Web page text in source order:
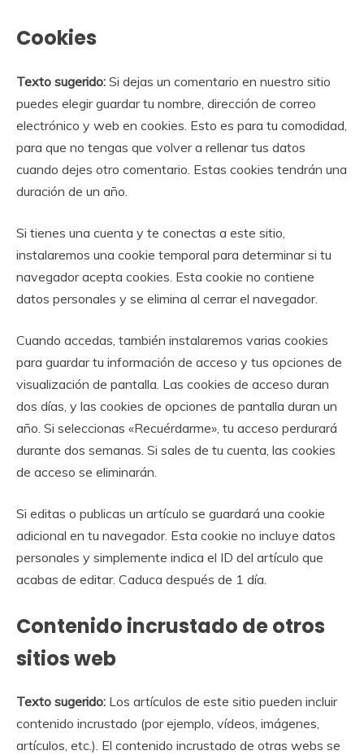
Cookies
Texto sugerido: Si dejas un comentario en nuestro sitio
puedes elegir guardar tu nombre, dirección de correo
electrónico y web en cookies. Esto es para tu comodidad,
para que no tengas que volver a rellenar tus datos
cuando dejes otro comentario. Estas cookies tendrán una
duración de un año.
Si tienes una cuenta y te conectas a este sitio,
instalaremos una cookie temporal para determinar si tu
navegador acepta cookies. Esta cookie no contiene
datos personales y se elimina al cerrar el navegador.
Cuando accedas, también instalaremos varias cookies
para guardar tu información de acceso y tus opciones de
visualización de pantalla. Las cookies de acceso duran
dos días, y las cookies de opciones de pantalla duran un
año. Si seleccionas «Recuérdarme», tu acceso perdurará
durante dos semanas. Si sales de tu cuenta, las cookies
de acceso se eliminarán.
Si editas o publicas un artículo se guardará una cookie
adicional en tu navegador. Esta cookie no incluye datos
personales y simplemente indica el ID del artículo que
acabas de editar. Caduca después de 1 día.
Contenido incrustado de otros
sitios web
Texto sugerido: Los artículos de este sitio pueden incluir
contenido incrustado (por ejemplo, vídeos, imágenes,
artículos, etc.). El contenido incrustado de otras webs se